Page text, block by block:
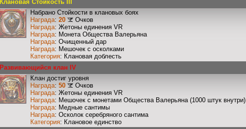
Клановая Стойкость III
Набрано Стойкости в клановых боях
Награда: 20
Очков
Награда: Жетоны единения VR
Награда: Монета Общества Валерьяна
Награда: Очищенный дар
Награда: Мешочек с осколками
Категория: Клановая доблесть
Развивающийся клан IV
Клан достиг уровня
Награда: 50
Очков
Награда: Жетоны единения VR
Награда: Мешочек с монетами Общества Валерьяна (1000 штук внутри)
Награда: Медные сантимы
Награда: Осколок серебряного сантима
Категория: Клановое единство